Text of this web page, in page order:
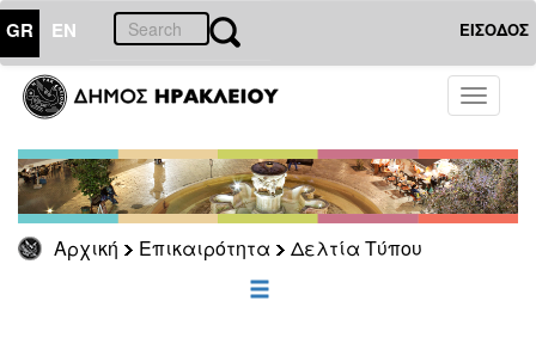
GR EN ΕΙΣΟΔΟΣ
Toggle
Αρχική Επικαιρότητα Δελτία Τύπου
ΕΠΙΚΑΙΡΟΤΗΤΑ
Τύπου
Αρχείο